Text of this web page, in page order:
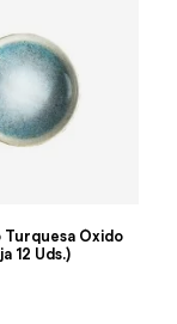
Turquesa Óxido
12 Uds.)